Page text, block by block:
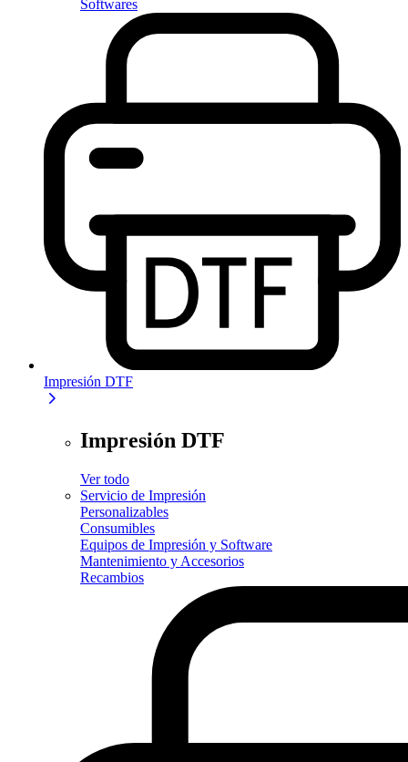
Softwares
Impresión DTF
Impresión DTF
Ver todo
Servicio de Impresión
Personalizables
Consumibles
Equipos de Impresión y Software
Mantenimiento y Accesorios
Recambios